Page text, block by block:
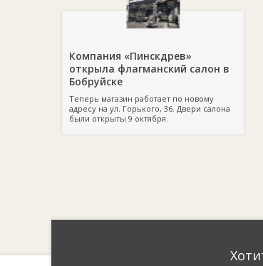
Компания «Пинскдрев»
открыла флагманский салон в
Бобруйске
Теперь магазин работает по новому
адресу на ул. Горького, 36. Двери салона
были открыты 9 октября.